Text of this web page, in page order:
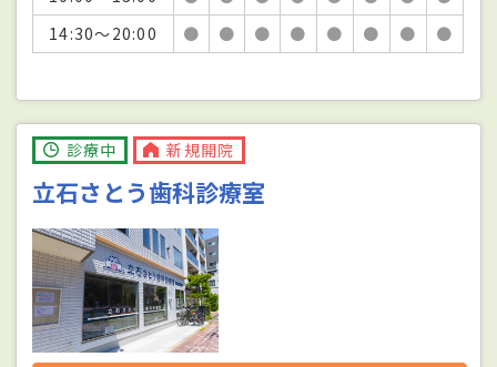
14:30～20:00
● ● ● ● ● ● ● ●
診療中 新規開院
立石さとう歯科診療室